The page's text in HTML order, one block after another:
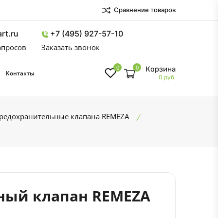
Сравнение товаров
+7 (495) 927-57-10
Заказать звонок
Контакты
0 0 Корзина
0 руб.
клапана REMEZA
клапан REMEZA